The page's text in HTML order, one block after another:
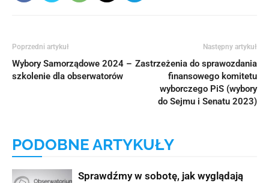
Poprzedni artykuł
Wybory Samorządowe 2024 –
szkolenie dla obserwatorów
Następny artykuł
Zastrzeżenia do sprawozdania
finansowego komitetu
wyborczego PiS (wybory
do Sejmu i Senatu 2023)
PODOBNE ARTYKUŁY
Sprawdźmy w sobotę, jak wyglądają